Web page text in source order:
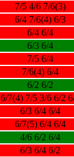
7/5 4/6 7/6(3)
6/4 7/6(4) 6/3
6/4 6/4
6/3 6/4
7/5 6/4
7/6(4) 6/4
6/2 6/2
6/7(4) 7/5 3/6 6/2
6/3 6/4 6/4
6/7(5) 6/4 6/4
4/6 6/2 6/4
6/3 6/4 6/2